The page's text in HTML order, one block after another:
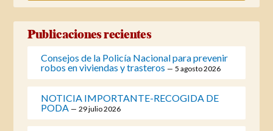
Publicaciones recientes
Consejos de la Policía Nacional para prevenir
robos en viviendas y trasteros
5 agosto 2026
NOTICIA IMPORTANTE-RECOGIDA DE
PODA
29 julio 2026